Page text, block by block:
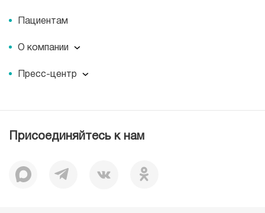
Пациентам
О компании
Вакансии
Документы
История
Пресс-центр
Журнал для пациентов «МЕДСИ СЕГОДНЯ»
Присоединяйтесь к нам